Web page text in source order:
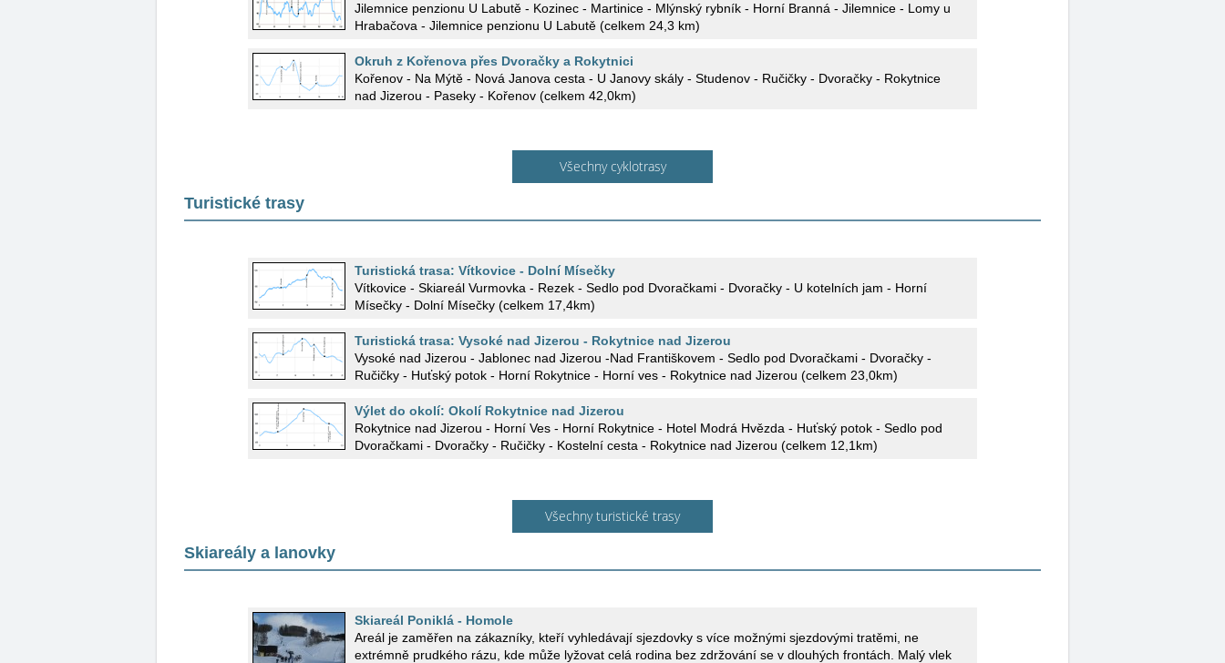
Jilemnice penzionu U Labutě - Kozinec - Martinice - Mlýnský rybník - Horní Branná - Jilemnice - Lomy u
Hrabačova - Jilemnice penzionu U Labutě (celkem 24,3 km)
Okruh z Kořenova přes Dvoračky a Rokytnici
Kořenov - Na Mýtě - Nová Janova cesta - U Janovy skály - Studenov - Ručičky - Dvoračky - Rokytnice
nad Jizerou - Paseky - Kořenov (celkem 42,0km)
Všechny cyklotrasy
Turistické trasy
Turistická trasa: Vítkovice - Dolní Mísečky
Vítkovice - Skiareál Vurmovka - Rezek - Sedlo pod Dvoračkami - Dvoračky - U kotelních jam - Horní
Mísečky - Dolní Mísečky (celkem 17,4km)
Turistická trasa: Vysoké nad Jizerou - Rokytnice nad Jizerou
Vysoké nad Jizerou - Jablonec nad Jizerou -Nad Františkovem - Sedlo pod Dvoračkami - Dvoračky -
Ručičky - Huťský potok - Horní Rokytnice - Horní ves - Rokytnice nad Jizerou (celkem 23,0km)
Výlet do okolí: Okolí Rokytnice nad Jizerou
Rokytnice nad Jizerou - Horní Ves - Horní Rokytnice - Hotel Modrá Hvězda - Huťský potok - Sedlo pod
Dvoračkami - Dvoračky - Ručičky - Kostelní cesta - Rokytnice nad Jizerou (celkem 12,1km)
Všechny turistické trasy
Skiareály a lanovky
Skiareál Poniklá - Homole
Areál je zaměřen na zákazníky, kteří vyhledávají sjezdovky s více možnými sjezdovými tratěmi, ne
extrémně prudkého rázu, kde může lyžovat celá rodina bez zdržování se v dlouhých frontách. Malý vlek